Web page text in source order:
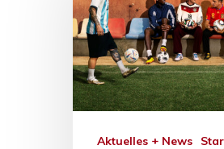
Aktuelles + News